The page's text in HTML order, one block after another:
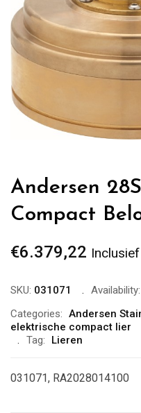
Andersen
Compact
€6.379,22
SKU: 031071 Availability:
Categories: Andersen
elektrische compact lier
Tag:
Lieren
031071, RA2028014100